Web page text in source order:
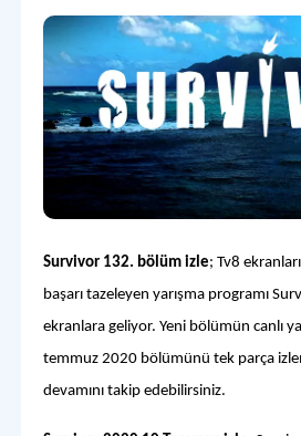
Survivor 132. bölüm izle; Tv8
başarı tazeleyen yarışma programı
ekranlara geliyor. Yeni bölümün canlı
temmuz 2020 bölümünü tek parça
devamını takip edebilirsiniz.